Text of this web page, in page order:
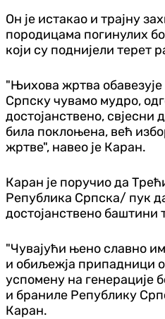
Он је истакао и трајну
породицама погинулих
који су поднијели терет
"Њихова жртва
Српску чувамо мудро,
достојанствено, свјесни
била поклоњена, већ
жртве", навео је Каран.
Каран је поручио да
Република Српска/ пук
достојанствено баштини
"Чувајући њено славно
и обиљежја припадници
успомену на генерације
и браниле Републику
Каран.